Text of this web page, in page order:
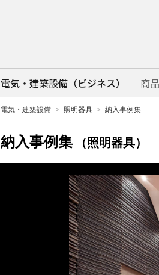
電気・建築設備（ビジネス） 商
電気・建築設備 照明器具 納入事例集
納入事例集 （照明器具）